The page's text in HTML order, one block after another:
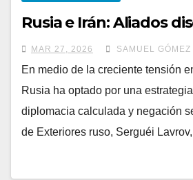
Rusia e Irán: Aliados
MAR 27, 2026 SAMUEL GÓMEZ
En medio de la creciente tensión
Rusia ha optado por una
diplomacia calculada y negación
de Exteriores ruso, Serguéi